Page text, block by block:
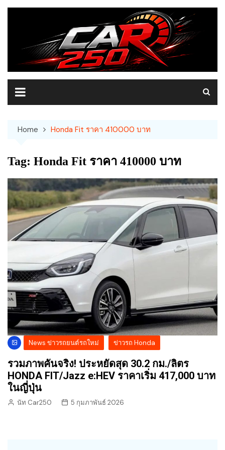
Skip
Home Honda Fit ราคา 410000 บาท
Tag: Honda Fit ราคา 410000 บาท
News ข่าวรถยนต์รถใหม่ ข่าวรถ Honda
รวมภาพคันจริง! ประหยัดสุด 30.2 กม./ลิตร
HONDA FIT/Jazz e:HEV ราคาเริ่ม 417,000 บาท
ในญี่ปุ่น
นัท Car250 5 กุมภาพันธ์ 2026